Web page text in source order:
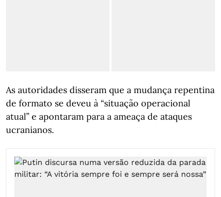
As autoridades disseram que a mudança repentina
de formato se deveu à “situação operacional
atual” e apontaram para a ameaça de ataques
ucranianos.